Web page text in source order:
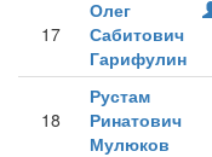
17
Олег
Сабитович
Гарифулин
18
Рустам
Ринатович
Мулюков